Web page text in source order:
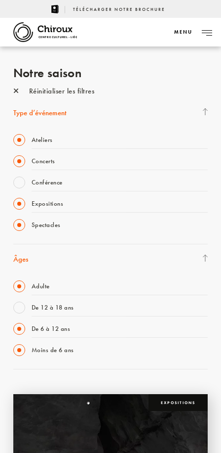
TÉLÉCHARGER NOTRE BROCHURE
CENTRE CULTUREL - LIÈGE
MENU
Notre saison
Réinitialiser les filtres
Type d’événement
Ateliers
Concerts
Conférence
Expositions
Spectacles
Âges
Adulte
De 12 à 18 ans
De 6 à 12 ans
Moins de 6 ans
EXPOSITIONS